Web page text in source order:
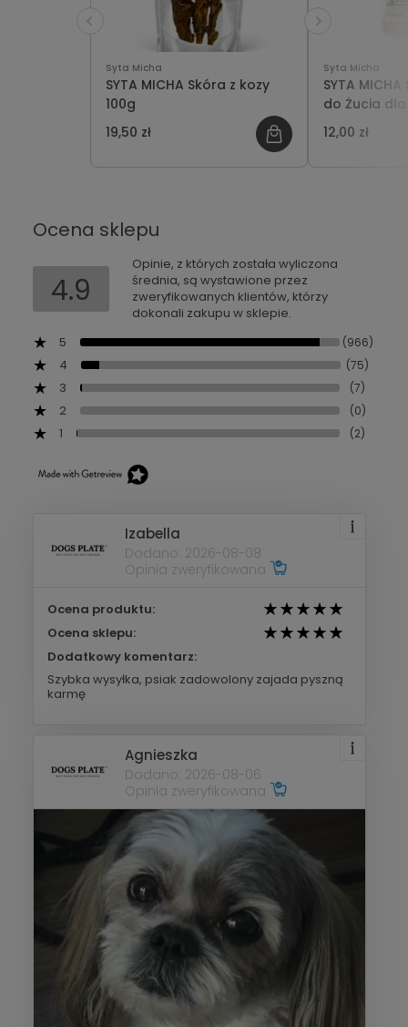
Syta Micha
SYTA MICHA Skóra z kozy
100g
19,50 zł
Syta Micha
SYTA
do Żucia
Owca z
12,00 zł
Ocena sklepu
4.9
Opinie, z których została wyliczona
średnia, są wystawione przez
zweryfikowanych klientów, którzy
dokonali zakupu w sklepie.
5
(966)
4 (75)
3 (7)
2 (0)
1 (2)
Izabella
Dodano: 2026-08-08
Opinia zweryfikowana
Ocena produktu:
Ocena sklepu:
Dodatkowy komentarz:
Szybka wysyłka, psiak zadowolony zajada pyszną
karmę
Agnieszka
Dodano: 2026-08-06
Opinia zweryfikowana